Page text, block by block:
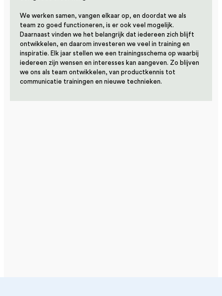
We werken samen, vangen elkaar op, en doordat we als
team zo goed functioneren, is er ook veel mogelijk.
Daarnaast vinden we het belangrijk dat iedereen zich blijft
ontwikkelen, en daarom investeren we veel in training en
inspiratie. Elk jaar stellen we een trainingsschema op waarbij
iedereen zijn wensen en interesses kan aangeven. Zo blijven
we ons als team ontwikkelen, van productkennis tot
communicatie trainingen en nieuwe technieken.